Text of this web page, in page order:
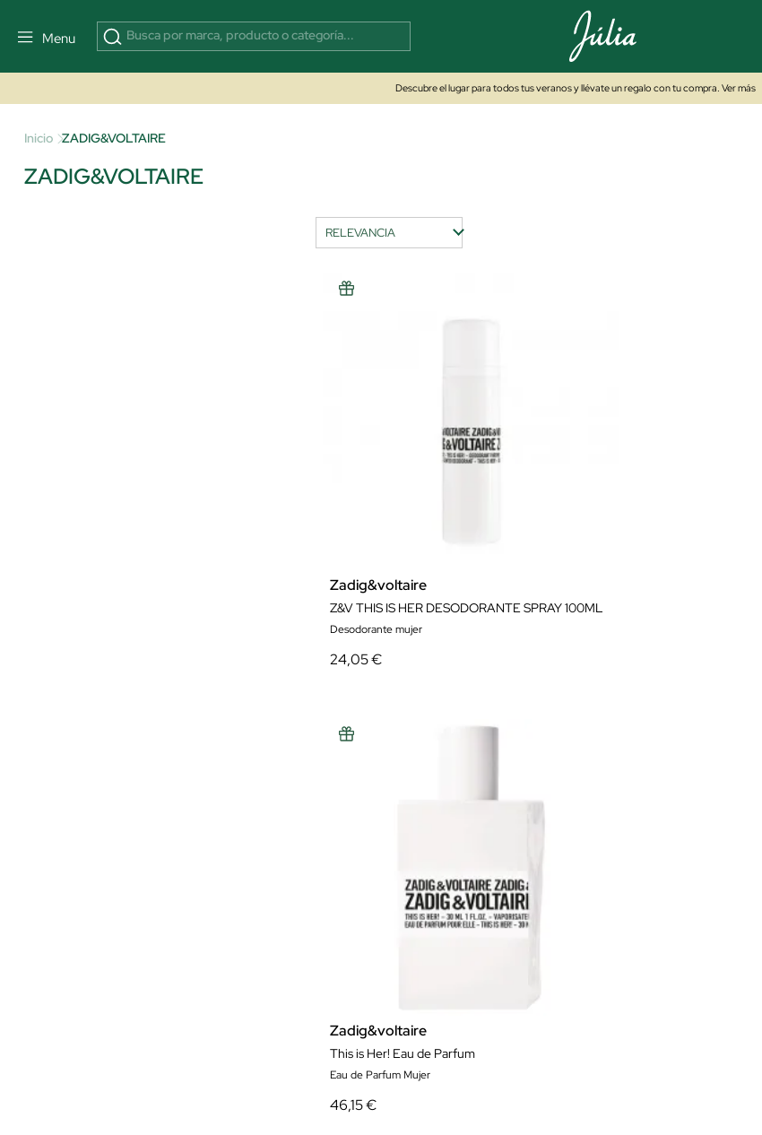
Menu
Descubre el lugar para todos tus veranos y llévate un regalo con tu compra. Ver más
Inicio ZADIG&VOLTAIRE
ZADIG&VOLTAIRE
Zadig&voltaire
Z&V THIS IS HER DESODORANTE SPRAY 100ML
Desodorante mujer
24,05 €
Zadig&voltaire
This is Her! Eau de Parfum
Eau de Parfum Mujer
46,15 €